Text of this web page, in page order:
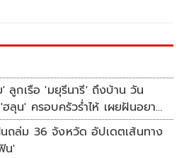
อ 'มยุรีนารี' ถึงบ้าน วัน
ลุน' ครอบครัวร่ำไห้ เผยฝันอยาก
ถล่ม 36 จังหวัด อัปเดตเส้นทาง
น'